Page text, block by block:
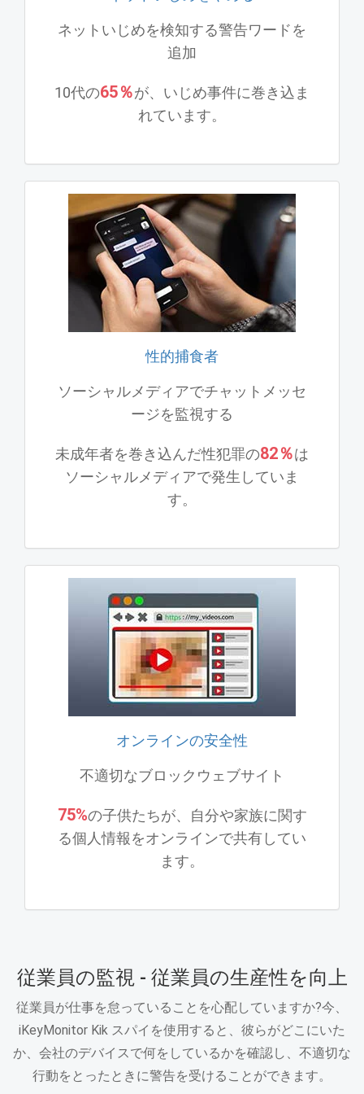
ネットいじめを検知する警告ワードを
追加
10代の65％が、いじめ事件に巻き込ま
れています。
性的捕食者
ソーシャルメディアでチャットメッセ
ージを監視する
未成年者を巻き込んだ性犯罪の82％は
ソーシャルメディアで発生していま
す。
オンラインの安全性
不適切なブロックウェブサイト
75%の子供たちが、自分や家族に関す
る個人情報をオンラインで共有してい
ます。
従業員の監視 - 従業員の生産性を向上
従業員が仕事を怠っていることを心配していますか?今、
iKeyMonitor Kik スパイを使用すると、彼らがどこにいた
か、会社のデバイスで何をしているかを確認し、不適切な
行動をとったときに警告を受けることができます。